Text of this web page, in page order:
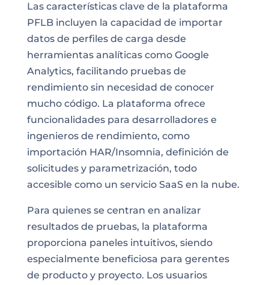
Las características clave de la plataforma
PFLB incluyen la capacidad de importar
datos de perfiles de carga desde
herramientas analíticas como Google
Analytics, facilitando pruebas de
rendimiento sin necesidad de conocer
mucho código. La plataforma ofrece
funcionalidades para desarrolladores e
ingenieros de rendimiento, como
importación HAR/Insomnia, definición de
solicitudes y parametrización, todo
accesible como un servicio SaaS en la nube.
Para quienes se centran en analizar
resultados de pruebas, la plataforma
proporciona paneles intuitivos, siendo
especialmente beneficiosa para gerentes
de producto y proyecto. Los usuarios